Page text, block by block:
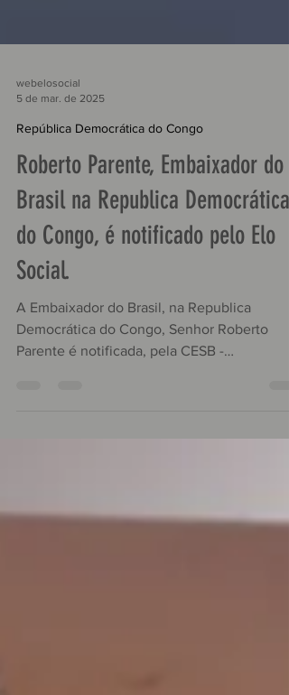
5 de mar. de 2025
República Democrática do Congo
Roberto Parente, Embaixador do
Brasil na Republica Democrática
do Congo, é notificado pelo Elo
Social.
A Embaixador do Brasil, na Republica
Democrática do Congo, Senhor Roberto